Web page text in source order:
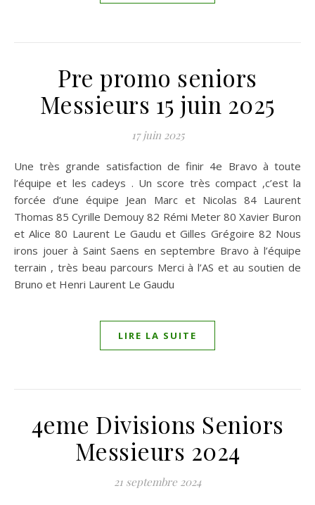
Pre promo seniors
Messieurs 15 juin 2025
17 juin 2025
Une très grande satisfaction de finir 4e Bravo à toute
l’équipe et les cadeys . Un score très compact ,c’est la
forcée d’une équipe Jean Marc et Nicolas 84 Laurent
Thomas 85 Cyrille Demouy 82 Rémi Meter 80 Xavier Buron
et Alice 80 Laurent Le Gaudu et Gilles Grégoire 82 Nous
irons jouer à Saint Saens en septembre Bravo à l’équipe
terrain , très beau parcours Merci à l’AS et au soutien de
Bruno et Henri Laurent Le Gaudu
LIRE LA SUITE
4eme Divisions Seniors
Messieurs 2024
21 septembre 2024